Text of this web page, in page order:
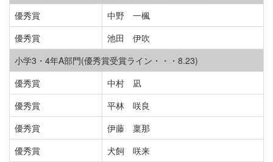
優秀賞
中野 一楓
優秀賞
池田 伊吹
小学3・4年A部門(優秀賞受賞ライン・・・8.23)
優秀賞
中村 凪
優秀賞
平林 咲良
優秀賞
伊藤 稟那
優秀賞
犬飼 咲来